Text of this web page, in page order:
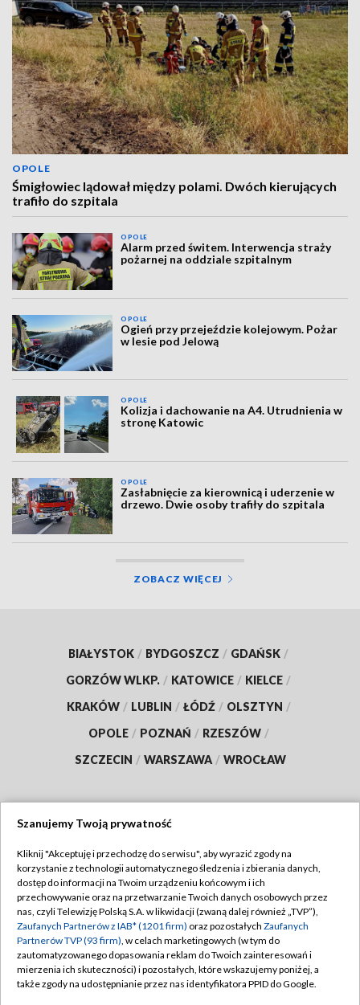
OPOLE
Śmigłowiec lądował między polami. Dwóch kierujących
trafiło do szpitala
OPOLE
Alarm przed świtem. Interwencja straży
pożarnej na oddziale szpitalnym
OPOLE
Ogień przy przejeździe kolejowym. Pożar
w lesie pod Jelową
OPOLE
Kolizja i dachowanie na A4. Utrudnienia w
stronę Katowic
OPOLE
Zasłabnięcie za kierownicą i uderzenie w
drzewo. Dwie osoby trafiły do szpitala
ZOBACZ WIĘCEJ
BIAŁYSTOK / BYDGOSZCZ / GDAŃSK /
GORZÓW WLKP. / KATOWICE / KIELCE /
KRAKÓW / LUBLIN / ŁÓDŹ / OLSZTYN /
OPOLE / POZNAŃ / RZESZÓW /
SZCZECIN / WARSZAWA / WROCŁAW
TVP
Abonament TVP
Emisja w TVP
Centrum informacji TVP
Naziemna Telewizja Cyfrowa
Regulamin TVP
Polityka prywatności
Moje zgody
Pomoc
Szanujemy Twoją prywatność
Kliknij "Akceptuję i przechodzę do serwisu", aby wyrazić zgody na
korzystanie z technologii automatycznego śledzenia i zbierania danych,
dostęp do informacji na Twoim urządzeniu końcowym i ich
przechowywanie oraz na przetwarzanie Twoich danych osobowych przez
nas, czyli Telewizję Polską S.A. w likwidacji (zwaną dalej również „TVP”),
Zaufanych Partnerów z IAB* (1201 firm) oraz pozostałych Zaufanych
Partnerów TVP (93 firm), w celach marketingowych (w tym do
zautomatyzowanego dopasowania reklam do Twoich zainteresowań i
mierzenia ich skuteczności) i pozostałych, które wskazujemy poniżej, a
także zgody na udostępnianie przez nas identyfikatora PPID do Google.